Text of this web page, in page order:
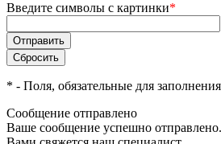
Введите символы с картинки*
* - Поля, обязательные для заполнения
Сообщение отправлено
Ваше сообщение успешно